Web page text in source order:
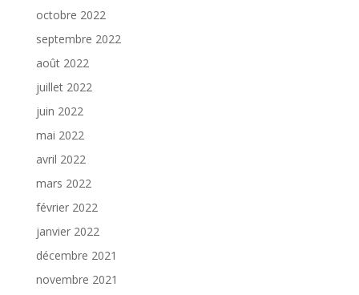
octobre 2022
septembre 2022
août 2022
juillet 2022
juin 2022
mai 2022
avril 2022
mars 2022
février 2022
janvier 2022
décembre 2021
novembre 2021